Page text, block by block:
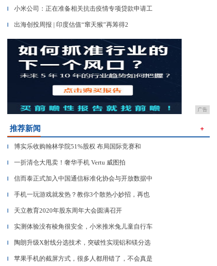
▎ 小米公司：正在准备相关抗击疫情专项贷款申请工
▎ 出海创投周报 | 印度估值“窜天猴”再筹得2
广告
推荐新闻 ＋
▎ 博实乐收购翰林学院51%股权 布局国际竞赛和
▎ 一折清仓大甩卖！奢华手机 Vertu 威图拍
▎ 信而泰正式加入中国通信标准化协会与开放数据中
▎ 手机一玩游戏就发热？教你3个散热小妙招，再也
▎ 天立教育2020年股东周年大会圆满召开
▎ 实测体验没有棱角很安全，小米推米兔儿童自行车
▎ 陶朗升级X射线分选技术，突破性实现铝和镁分选
▎ 苹果手机的截屏方式，很多人都用错了，不会真是